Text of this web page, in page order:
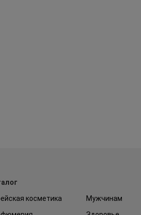
косметика
Мужчинам